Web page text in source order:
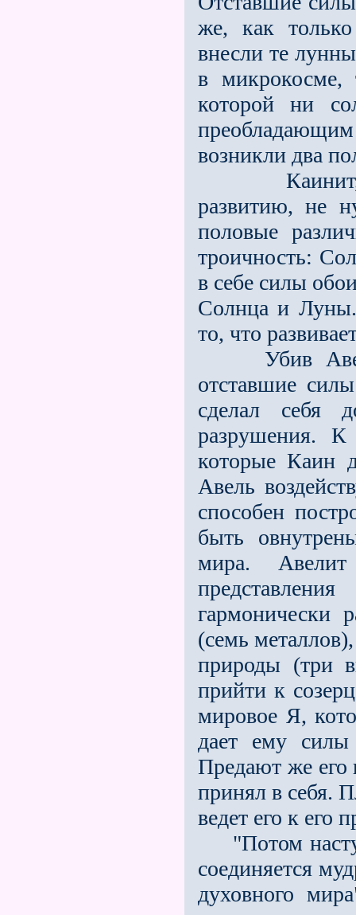
же, как
внесли те
в микрокосме,
которой ни
возникли два
Каинит,
развитию, не
половые
троичность:
в себе силы
Солнца и Луны.
то, что
Убив
отставшие
сделал себя
разрушения.
которые Каин
Авель
способен
быть
мира.
гармонически
(семь
природы (три
прийти к
мировое Я,
дает ему силы
Предают же его
принял в себя.
ведет его к его
"Потом
соединяется
духовного